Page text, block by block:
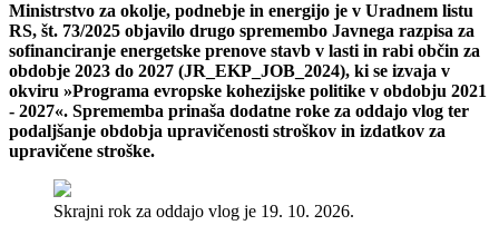
Ministrstvo za okolje, podnebje in energijo je v Uradnem listu
RS, št. 73/2025 objavilo drugo spremembo Javnega razpisa za
sofinanciranje energetske prenove stavb v lasti in rabi občin za
obdobje 2023 do 2027 (JR_EKP_JOB_2024), ki se izvaja v
okviru »Programa evropske kohezijske politike v obdobju 2021
- 2027«. Sprememba prinaša dodatne roke za oddajo vlog ter
podaljšanje obdobja upravičenosti stroškov in izdatkov za
upravičene stroške.
Skrajni rok za oddajo vlog je 19. 10. 2026.